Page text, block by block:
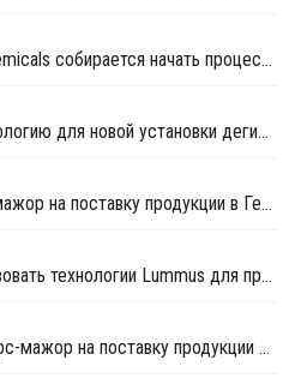
Оманский владелец OQ Chemicals собирается начать процесс продажи бизнеса
Lummus предоставит технологию для новой установки дегидрирования пропана в Китае
OQ Chemicals сняла форс-мажор на поставку продукции в Германии
SABIC Fujian будет использовать технологии Lummus для производства этилена
OQ Chemicals объявила форс-мажор на поставку продукции в Германии